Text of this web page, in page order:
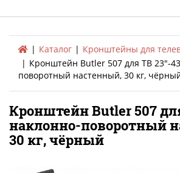
Каталог
Кронштейны для
Кронштейн Butler 507 для ТВ 23"-
поворотный настенный, 30 кг,
Кронштейн Butler 507
наклонно-поворотный
30 кг, чёрный